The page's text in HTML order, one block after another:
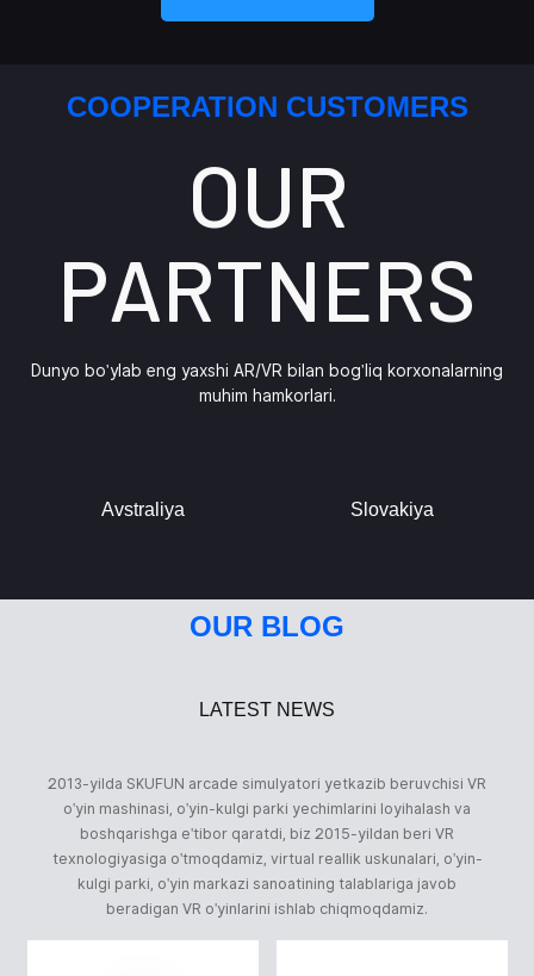
COOPERATION CUSTOMERS
OUR
PARTNERS
Dunyo bo'ylab eng yaxshi AR/VR bilan bog'liq korxonalarning
muhim hamkorlari.
Avstraliya Slovakiya
OUR BLOG
LATEST NEWS
2013-yilda SKUFUN arcade simulyatori yetkazib beruvchisi VR
o'yin mashinasi, o'yin-kulgi parki yechimlarini loyihalash va
boshqarishga e'tibor qaratdi, biz 2015-yildan beri VR
texnologiyasiga o'tmoqdamiz, virtual reallik uskunalari, o'yin-
kulgi parki, o'yin markazi sanoatining talablariga javob
beradigan VR o'yinlarini ishlab chiqmoqdamiz.